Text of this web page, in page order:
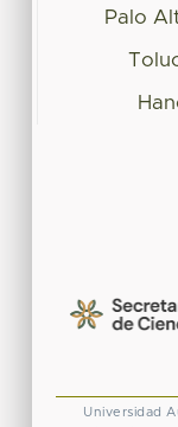
Palo
Universidad